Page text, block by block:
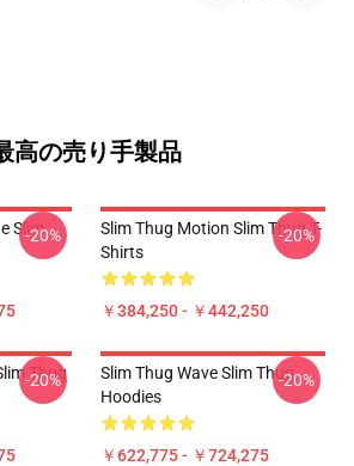
高の売り手製品
Slim
-20%
Slim Thug Motion Slim Thug T-
Shirts
￥384,250 - ￥442,250
-20%
Thug
-20%
Slim Thug Wave Slim Thug
Hoodies
￥622,775 - ￥724,275
-20%